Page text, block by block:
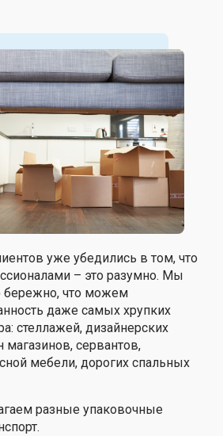
уже убедились в том, что
– это разумно. Мы
бережно, что можем
даже самых хрупких
стеллажей, дизайнерских
магазинов, сервантов,
мебели, дорогих спальных
разные упаковочные